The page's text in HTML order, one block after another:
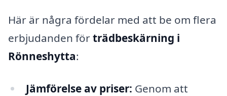
Här är några fördelar med att be om flera
erbjudanden förträdbeskärning i
Rönneshytta:
Jämförelse av priser: Genom att